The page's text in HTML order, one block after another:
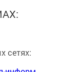
сетях: